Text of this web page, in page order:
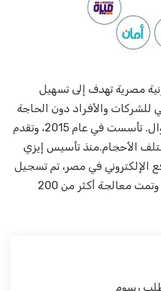
مصرية تهدف إلى تسهيل
للشركات والأفراد دون الحاجة
إلى موقع إلكتروني أو تطبيق جوال. تأسست في عام 2015، وتقدم
الأحجام.منذ تأسيس إيزي
الإلكتروني في مصر، تم تسجيل
عدة آلاف من الشركات ضمنها، وتمت معالجة أكثر من 200
رسوم